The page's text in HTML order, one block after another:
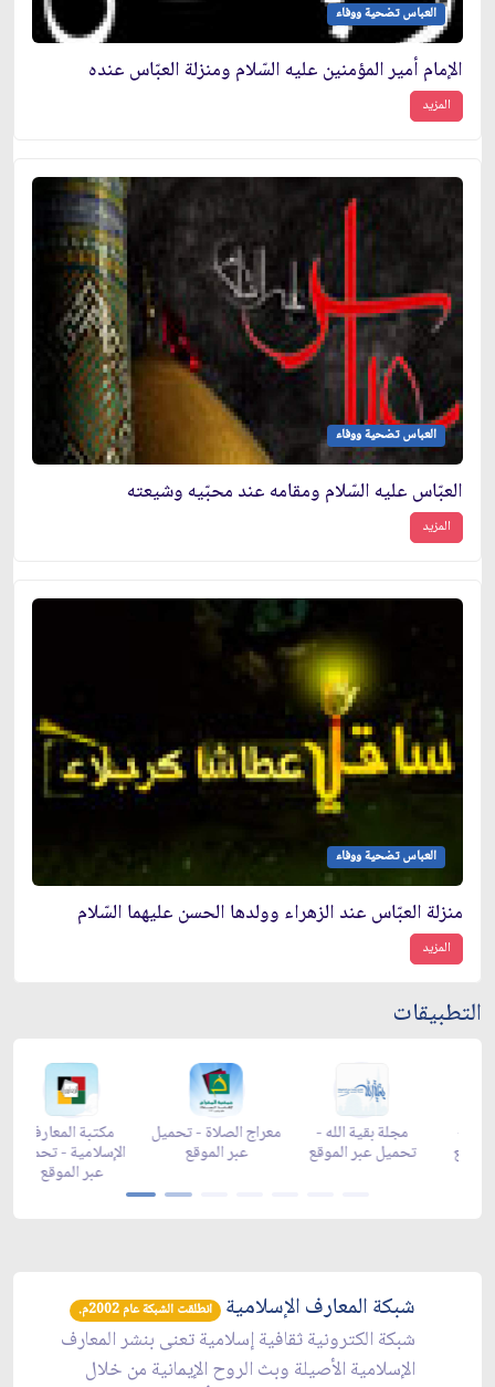
العباس تضحية ووفاء
الإمام أمير المؤمنين عليه السّلام ومنزلة العبّاس عنده
المزيد
العباس تضحية ووفاء
العبّاس عليه السّلام ومقامه عند محبّيه وشيعته
المزيد
العباس تضحية ووفاء
منزلة العبّاس عند الزهراء وولدها الحسن عليهما السّلام
المزيد
التطبيقات
مجلة
تحميل
زاد شهر رمضان -
تحميل عبر الموقع
زاد شهر رمضان -
appstore
زاد شهر رمضان -
appgallery
شبكة المعارف الإسلامية انطلقت الشبكة عام 2002م.
شبكة الكترونية ثقافية إسلامية تعنى بنشر المعارف
الإسلامية الأصيلة وبث الروح الإيمانية من خلال